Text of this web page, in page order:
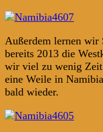
Außerdem lernen wir
bereits 2013 die
wir viel zu wenig Zeit
eine Weile in
bald wieder.